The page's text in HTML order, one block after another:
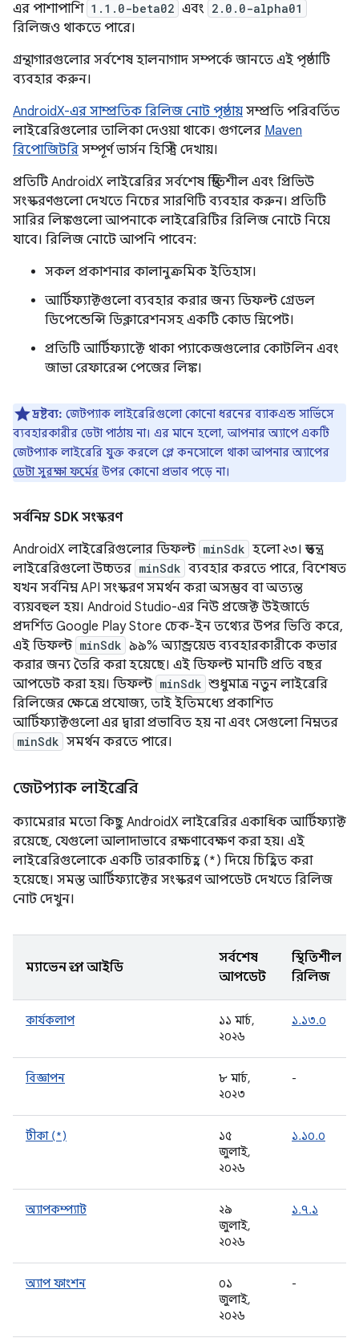
এর পাশাপাশি 1.1.0-beta02 এবং 2.0.0-alpha01
রিলিজও থাকতে পারে।
গ্রন্থাগারগুলোর সর্বশেষ হালনাগাদ সম্পর্কে জানতে এই পৃষ্ঠাটি
ব্যবহার করুন।
AndroidX-এর সাম্প্রতিক রিলিজ নোট পৃষ্ঠায় সম্প্রতি পরিবর্তিত
লাইব্রেরিগুলোর তালিকা দেওয়া থাকে। গুগলের Maven
রিপোজিটরি সম্পূর্ণ ভার্সন হিস্ট্রি দেখায়।
প্রতিটি AndroidX লাইব্রেরির সর্বশেষ স্থিতিশীল এবং প্রিভিউ
সংস্করণগুলো দেখতে নিচের সারণিটি ব্যবহার করুন। প্রতিটি
সারির লিঙ্কগুলো আপনাকে লাইব্রেরিটির রিলিজ নোটে নিয়ে
যাবে। রিলিজ নোটে আপনি পাবেন:
সকল প্রকাশনার কালানুক্রমিক ইতিহাস।
আর্টিফ্যাক্টগুলো ব্যবহার করার জন্য ডিফল্ট গ্রেডল
ডিপেন্ডেন্সি ডিক্লারেশনসহ একটি কোড স্নিপেট।
প্রতিটি আর্টিফ্যাক্টে থাকা প্যাকেজগুলোর কোটলিন এবং
জাভা রেফারেন্স পেজের লিঙ্ক।
দ্রষ্টব্য: জেটপ্যাক লাইব্রেরিগুলো কোনো ধরনের ব্যাকএন্ড সার্ভিসে
ব্যবহারকারীর ডেটা পাঠায় না। এর মানে হলো, আপনার অ্যাপে একটি
জেটপ্যাক লাইব্রেরি যুক্ত করলে প্লে কনসোলে থাকা আপনার অ্যাপের
ডেটা সুরক্ষা ফর্মের উপর কোনো প্রভাব পড়ে না।
সর্বনিম্ন SDK সংস্করণ
AndroidX লাইব্রেরিগুলোর ডিফল্ট minSdk হলো ২৩। স্বতন্ত্র
লাইব্রেরিগুলো উচ্চতর minSdk ব্যবহার করতে পারে, বিশেষত
যখন সর্বনিম্ন API সংস্করণ সমর্থন করা অসম্ভব বা অত্যন্ত
ব্যয়বহুল হয়। Android Studio-এর নিউ প্রজেক্ট উইজার্ডে
প্রদর্শিত Google Play Store চেক-ইন তথ্যের উপর ভিত্তি করে,
এই ডিফল্ট minSdk ৯৯% অ্যান্ড্রয়েড ব্যবহারকারীকে কভার
করার জন্য তৈরি করা হয়েছে। এই ডিফল্ট মানটি প্রতি বছর
আপডেট করা হয়। ডিফল্ট minSdk শুধুমাত্র নতুন লাইব্রেরি
রিলিজের ক্ষেত্রে প্রযোজ্য, তাই ইতিমধ্যে প্রকাশিত
আর্টিফ্যাক্টগুলো এর দ্বারা প্রভাবিত হয় না এবং সেগুলো নিম্নতর
minSdk সমর্থন করতে পারে।
জেটপ্যাক লাইব্রেরি
ক্যামেরার মতো কিছু AndroidX লাইব্রেরির একাধিক আর্টিফ্যাক্ট
রয়েছে, যেগুলো আলাদাভাবে রক্ষণাবেক্ষণ করা হয়। এই
লাইব্রেরিগুলোকে একটি তারকাচিহ্ন (*) দিয়ে চিহ্নিত করা
হয়েছে। সমস্ত আর্টিফ্যাক্টের সংস্করণ আপডেট দেখতে রিলিজ
নোট দেখুন।
ম্যাভেন গ্রুপ আইডি
সর্বশেষ
আপডেট
স্থিতিশীল
রিলিজ
কার্যকলাপ
১১ মার্চ,
২০২৬
১.১৩.০
বিজ্ঞাপন
৮ মার্চ,
২০২৩
-
টীকা (*)
১৫
জুলাই,
২০২৬
১.১০.০
অ্যাপকম্প্যাট
২৯
জুলাই,
২০২৬
১.৭.১
অ্যাপ ফাংশন
০১
জুলাই,
২০২৬
-